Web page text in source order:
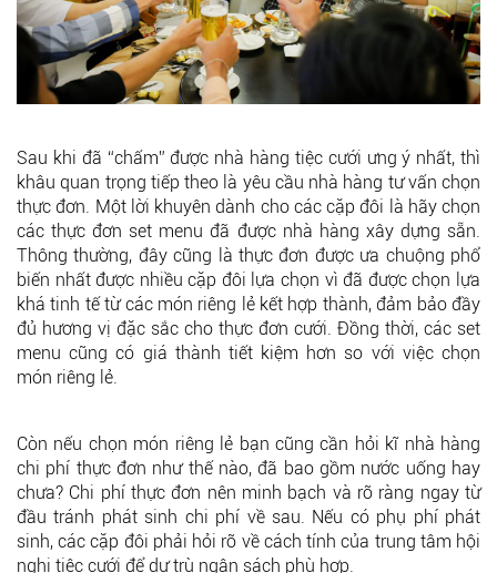
Sau khi đã “chấm” được nhà hàng tiệc cưới ưng ý nhất, thì
khâu quan trọng tiếp theo là yêu cầu nhà hàng tư vấn chọn
thực đơn. Một lời khuyên dành cho các cặp đôi là hãy chọn
các thực đơn set menu đã được nhà hàng xây dựng sẵn.
Thông thường, đây cũng là thực đơn được ưa chuộng phổ
biến nhất được nhiều cặp đôi lựa chọn vì đã được chọn lựa
khá tinh tế từ các món riêng lẻ kết hợp thành, đảm bảo đầy
đủ hương vị đặc sắc cho thực đơn cưới. Đồng thời, các set
menu cũng có giá thành tiết kiệm hơn so với việc chọn
món riêng lẻ.
Còn nếu chọn món riêng lẻ bạn cũng cần hỏi kĩ nhà hàng
chi phí thực đơn như thế nào, đã bao gồm nước uống hay
chưa? Chi phí thực đơn nên minh bạch và rõ ràng ngay từ
đầu tránh phát sinh chi phí về sau. Nếu có phụ phí phát
sinh, các cặp đôi phải hỏi rõ về cách tính của trung tâm hội
nghị tiệc cưới để dự trù ngân sách phù hợp.